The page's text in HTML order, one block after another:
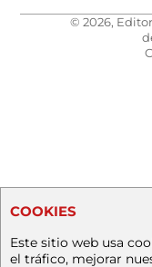
© 2026,
COOKIES
Este sitio web usa
el tráfico, mejorar